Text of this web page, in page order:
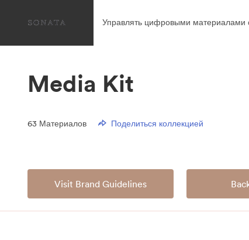
Управлять цифровыми материалами
Media Kit
63 Материалов Поделиться коллекцией
Visit Brand Guidelines